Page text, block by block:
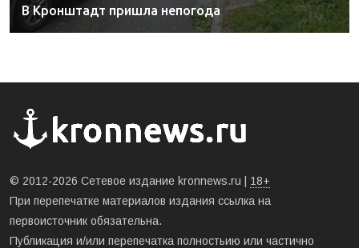
В Кронштадт пришла непогода
© 2012-2026 Сетевое издание kronnews.ru | 18+
При перепечатке материалов издания ссылка на
первоисточник обязательна.
Публикация и/или перепечатка полностьию или частично